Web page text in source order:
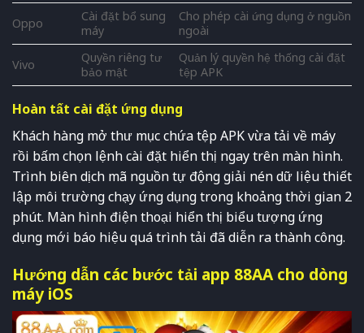
Oppo
Cài đặt bổ sung
máy
Cho phép cài ứng dụng ở nguồn
ngoài
Vivo
Quyền riêng tư
bảo mật
Quản lý quyền hệ thống cài đặt
tệp APK
Hoàn tất cài đặt ứng dụng
Khách hàng mở thư mục chứa tệp APK vừa tải về máy
rồi bấm chọn lệnh cài đặt hiển thị ngay trên màn hình.
Trình biên dịch mã nguồn tự động giải nén dữ liệu thiết
lập môi trường chạy ứng dụng trong khoảng thời gian 2
phút. Màn hình điện thoại hiển thị biểu tượng ứng
dụng mới báo hiệu quá trình tải đã diễn ra thành công.
Hướng dẫn các bước tải app 88AA cho dòng
máy iOS